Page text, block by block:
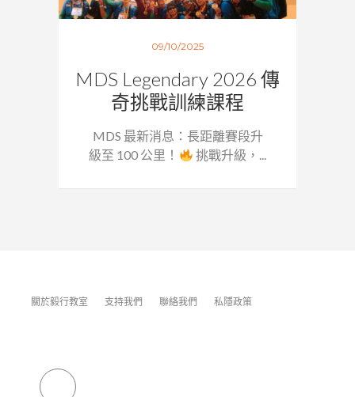
09/10/2025
MDS Legendary 2026 傳
奇挑戰訓練課程
MDS 最新消息：長距離賽段升
級至 100 公里！
挑戰升級，...
關於毅行教室 支持我們 聯絡我們 私隱政策